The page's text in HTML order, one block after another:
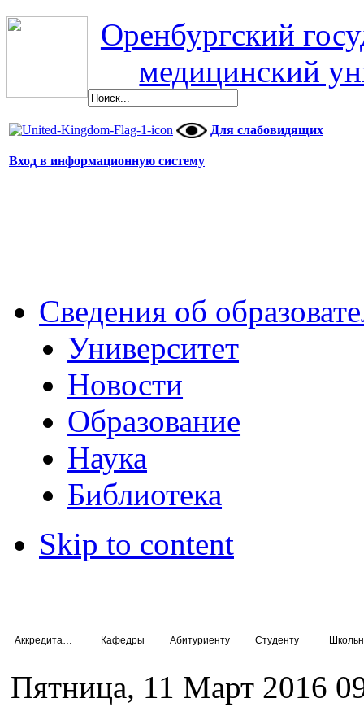
Оренбургский
медицинский
Для слабовидящих
Вход в информационную систему
Сведения об
Университет
Новости
Образование
Наука
Библиотека
Skip to content
Кафедры Абитуриенту Студенту
Пятница, 11 Март 2016